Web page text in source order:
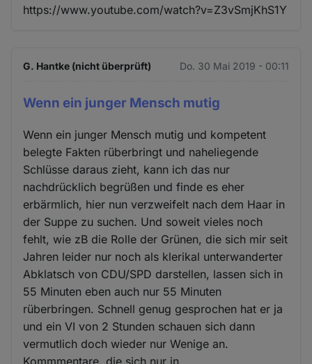
https://www.youtube.com/watch?v=Z3vSmjKhS1Y
G. Hantke (nicht überprüft) Do. 30 Mai 2019 - 00:11
Wenn ein junger Mensch mutig
Wenn ein junger Mensch mutig und kompetent
belegte Fakten rüberbringt und naheliegende
Schlüsse daraus zieht, kann ich das nur
nachdrücklich begrüßen und finde es eher
erbärmlich, hier nun verzweifelt nach dem Haar in
der Suppe zu suchen. Und soweit vieles noch
fehlt, wie zB die Rolle der Grünen, die sich mir seit
Jahren leider nur noch als klerikal unterwanderter
Abklatsch von CDU/SPD darstellen, lassen sich in
55 Minuten eben auch nur 55 Minuten
rüberbringen. Schnell genug gesprochen hat er ja
und ein VI von 2 Stunden schauen sich dann
vermutlich doch wieder nur Wenige an.
Kommmentare, die sich nur in